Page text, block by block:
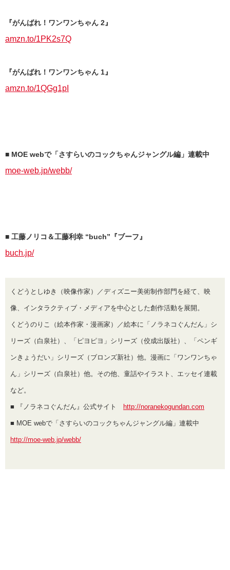
『がんばれ！ワンワンちゃん 2』
amzn.to/1PK2s7Q
『がんばれ！ワンワンちゃん 1』
amzn.to/1QGg1pI
■ MOE webで「さすらいのコックちゃんジャングル編」連載中
moe-web.jp/webb/
■ 工藤ノリコ＆工藤利幸 “buch”『ブーフ』
buch.jp/
くどうとしゆき（映像作家）／ディズニー美術制作部門を経て、映
像、インタラクティブ・メディアを中心とした創作活動を展開。
くどうのりこ（絵本作家・漫画家）／絵本に「ノラネコぐんだん」シ
リーズ（白泉社）、「ピヨピヨ」シリーズ（佼成出版社）、「ペンギ
ンきょうだい」シリーズ（ブロンズ新社）他。漫画に「ワンワンちゃ
ん」シリーズ（白泉社）他。その他、童話やイラスト、エッセイ連載
など。
■ 『ノラネコぐんだん』公式サイト http://noranekogundan.com
■ MOE webで「さすらいのコックちゃんジャングル編」連載中
http://moe-web.jp/webb/